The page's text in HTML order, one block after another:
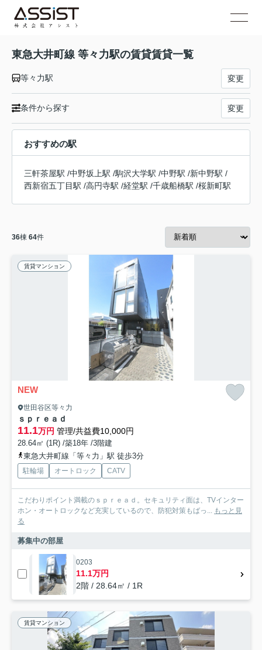
東急大井町線 等々力駅の賃貸賃貸一覧
等々力駅 変更
条件から探す 変更
おすすめの駅
三軒茶屋駅 /中野坂上駅 /駒沢大学駅 /中野駅 /新中野駅 /
西新宿五丁目駅 /高円寺駅 /経堂駅 /千歳船橋駅 /桜新町駅
36棟 64件
賃貸マンション
NEW
世田谷区等々力
ｓｐｒｅａｄ
11.1万円 管理/共益費10,000円
28.64㎡ (1R) /築18年 /3階建
東急大井町線「等々力」駅 徒歩3分
駐輪場 オートロック CATV
こだわりポイント満載のｓｐｒｅａｄ。セキュリティ面は、TVインター
ホン・オートロックなど充実しているので、防犯対策もばっ...
もっと見
る
募集中の部屋
0203
11.1万円
2階 / 28.64㎡ / 1R
賃貸マンション